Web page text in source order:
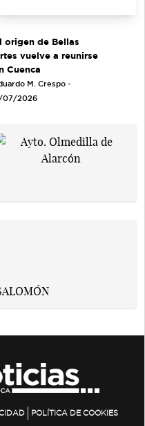
origen de Bellas
vuelve a reunirse
Cuenca
M. Crespo -
07/2026
POLÍTICA DE COOKIES